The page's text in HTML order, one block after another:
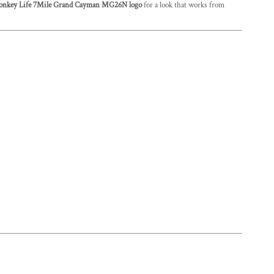
Life 7Mile Grand Cayman MG26N logofor a look that works from